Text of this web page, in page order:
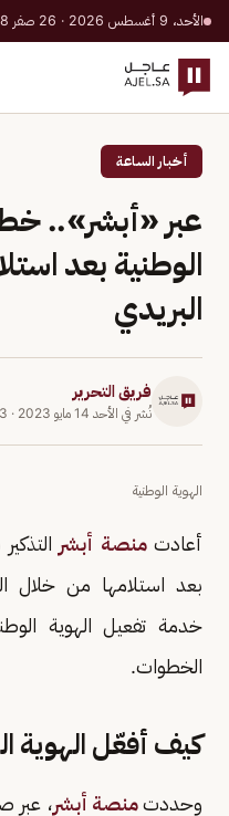
الأحد، 9 أغسطس 2026 · 26 صفر 1448 هـ
أخبار الساعة
عبر «أبشر»..
الوطنية بعد
البريدي
فريق التحرير
نُشر في الأحد 14 مايو 2023 ·
الهوية الوطنية
أعادتمنصة أبشر
بعد استلامها من خلال
خدمة تفعيل الهوية
الخطوات.
كيف أفعّل الهوية
وحددتمنصة أبشر، عبر